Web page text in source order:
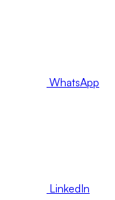
WhatsApp
LinkedIn